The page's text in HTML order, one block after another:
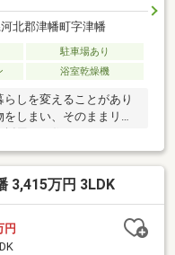
北郡津幡町字津幡
駐車場あり
浴室乾燥機
しを変えることがあり
しまい、そのままリビ
明るい住空間に加え、
内物干しなど家事をサポ
高断熱・高気密仕様と
励金（最大95万円）の
3,415万円 3LDK
円